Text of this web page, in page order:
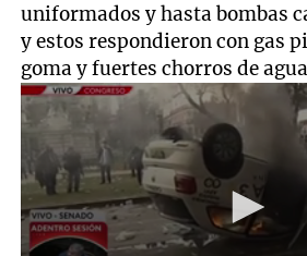
uniformados y hasta bombas
y estos respondieron con gas
goma y fuertes chorros de